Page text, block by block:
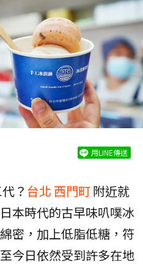
用LINE傳送
？ 台北 西門町附近就
本時代的古早味叭噗冰
密，加上低脂低糖，符
今日依然受到許多在地